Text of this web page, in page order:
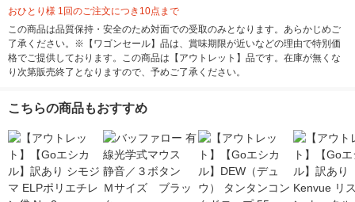
おひとり様 1回のご注文につき10点まで
この商品は品質保持・安全のため対面での受取のみとなります。あらかじめご
了承ください。※【ワゴンセール】品は、賞味期限が近いなどの理由で特別価
格でご提供しております。この商品は【アウトレット】品です。在庫が無くな
り次第販売終了となりますので、予めご了承ください。
こちらの商品もおすすめ